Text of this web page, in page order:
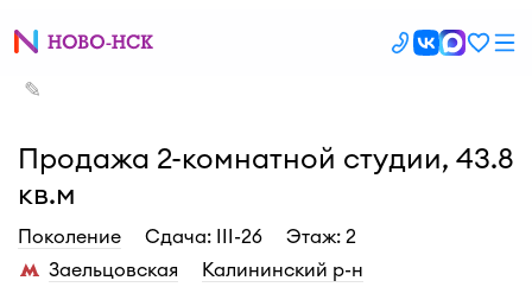
✎
Продажа 2-комнатной студии, 43.8
кв.м
Поколение Cдача: III-26
Этаж: 2
Заельцовская
Калининский р-н